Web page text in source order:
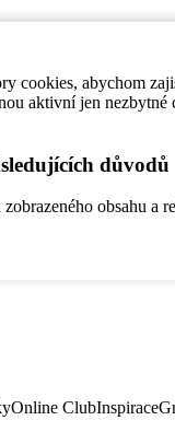
cookies, abychom
aktivní jen
důvodů
obsahu a
Online ClubInspirace